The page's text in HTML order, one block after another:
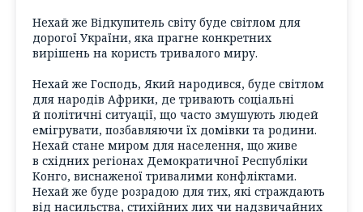
Нехай же Відкупитель світу буде світлом для
дорогої України, яка прагне конкретних
вирішень на користь тривалого миру.
Нехай же Господь, Який народився, буде світлом
для народів Африки, де тривають соціальні
й політичні ситуації, що часто змушують людей
емігрувати, позбавляючи їх домівки та родини.
Нехай стане миром для населення, що живе
в східних регіонах Демократичної Республіки
Конго, виснаженої тривалими конфліктами.
Нехай же буде розрадою для тих, які страждають
від насильства, стихійних лих чи надзвичайних